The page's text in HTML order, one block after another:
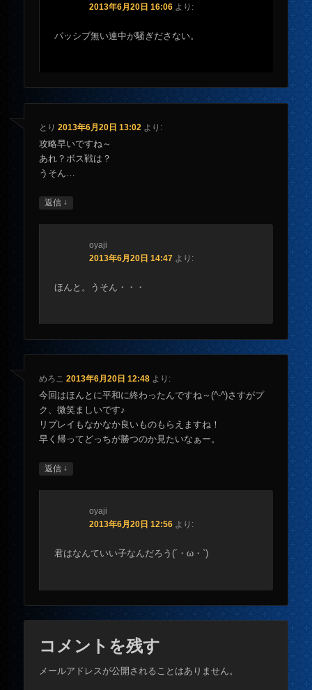
2013年6月20日 16:06 より:
パッシブ無い連中が騒ぎださない。
とり 2013年6月20日 13:02 より:
攻略早いですね～
あれ？ボス戦は？
うそん…
返信 ↓
oyaji
2013年6月20日 14:47 より:
ほんと。うそん・・・
めろこ 2013年6月20日 12:48 より:
今回はほんとに平和に終わったんですね～(^-^)さすがプ
ク、微笑ましいです♪
リプレイもなかなか良いものもらえますね！
早く帰ってどっちが勝つのか見たいなぁー。
返信 ↓
oyaji
2013年6月20日 12:56 より:
君はなんていい子なんだろう(´・ω・`)
コメントを残す
メールアドレスが公開されることはありません。